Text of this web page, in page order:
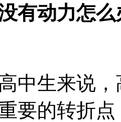
有动力怎么
中生来说
要的转折